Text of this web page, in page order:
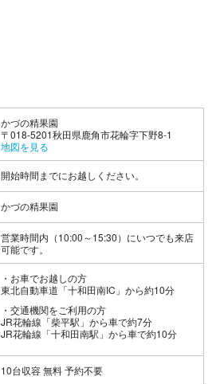
かづの精果園
〒018-5201秋田県鹿角市花輪字下野8-1
地図を見る
開始時間までにお越しください。
かづの精果園
営業時間内（10:00～15:30）にいつでも来店
可能です。
お車でお越しの方
東北自動車道「十和田南IC」から約10分
交通機関をご利用の方
JR花輪線「柴平駅」から車で約7分
JR花輪線「十和田南駅」から車で約10分
10台収容 無料 予約不要